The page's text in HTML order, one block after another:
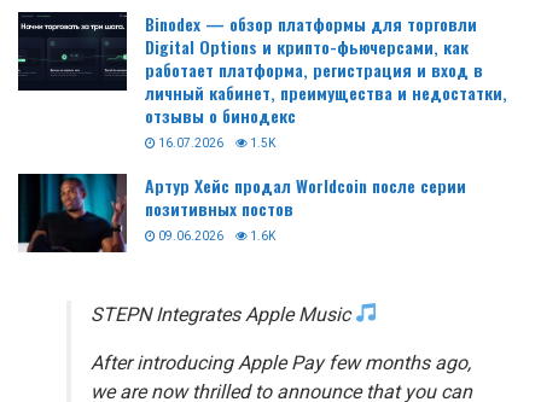
Binodex — обзор платформы для торговли
Digital Options и крипто-фьючерсами, как
работает платформа, регистрация и вход в
личный кабинет, преимущества и недостатки,
отзывы о бинодекс
16.07.2026 1.5K
Артур Хейс продал Worldcoin после серии
позитивных постов
09.06.2026 1.6K
STEPN Integrates Apple Music
After introducing Apple Pay few months ago,
we are now thrilled to announce that you can